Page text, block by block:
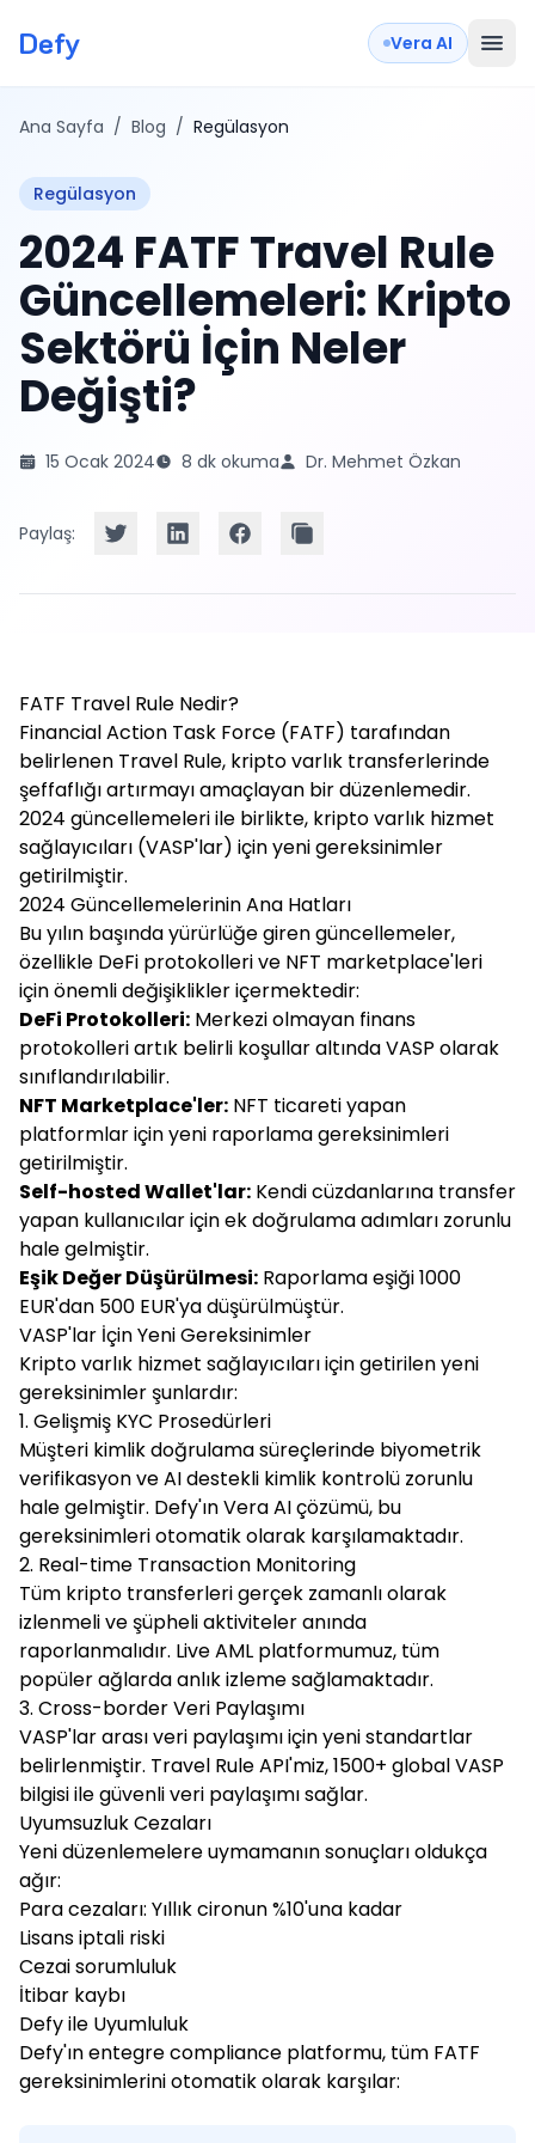
Defy Vera AI
Ana Sayfa / Blog / Regülasyon
Regülasyon
2024 FATF Travel Rule
Güncellemeleri: Kripto
Sektörü İçin Neler
Değişti?
15 Ocak 2024 8 dk okuma Dr. Mehmet Özkan
Paylaş:
FATF Travel Rule Nedir?
Financial Action Task Force (FATF) tarafından
belirlenen Travel Rule, kripto varlık transferlerinde
şeffaflığı artırmayı amaçlayan bir düzenlemedir.
2024 güncellemeleri ile birlikte, kripto varlık hizmet
sağlayıcıları (VASP'lar) için yeni gereksinimler
getirilmiştir.
2024 Güncellemelerinin Ana Hatları
Bu yılın başında yürürlüğe giren güncellemeler,
özellikle DeFi protokolleri ve NFT marketplace'leri
için önemli değişiklikler içermektedir:
DeFi Protokolleri: Merkezi olmayan finans
protokolleri artık belirli koşullar altında VASP olarak
sınıflandırılabilir.
NFT Marketplace'ler: NFT ticareti yapan
platformlar için yeni raporlama gereksinimleri
getirilmiştir.
Self-hosted Wallet'lar: Kendi cüzdanlarına transfer
yapan kullanıcılar için ek doğrulama adımları zorunlu
hale gelmiştir.
Eşik Değer Düşürülmesi: Raporlama eşiği 1000
EUR'dan 500 EUR'ya düşürülmüştür.
VASP'lar İçin Yeni Gereksinimler
Kripto varlık hizmet sağlayıcıları için getirilen yeni
gereksinimler şunlardır:
1. Gelişmiş KYC Prosedürleri
Müşteri kimlik doğrulama süreçlerinde biyometrik
verifikasyon ve AI destekli kimlik kontrolü zorunlu
hale gelmiştir. Defy'ın Vera AI çözümü, bu
gereksinimleri otomatik olarak karşılamaktadır.
2. Real-time Transaction Monitoring
Tüm kripto transferleri gerçek zamanlı olarak
izlenmeli ve şüpheli aktiviteler anında
raporlanmalıdır. Live AML platformumuz, tüm
popüler ağlarda anlık izleme sağlamaktadır.
3. Cross-border Veri Paylaşımı
VASP'lar arası veri paylaşımı için yeni standartlar
belirlenmiştir. Travel Rule API'miz, 1500+ global VASP
bilgisi ile güvenli veri paylaşımı sağlar.
Uyumsuzluk Cezaları
Yeni düzenlemelere uymamanın sonuçları oldukça
ağır:
Para cezaları: Yıllık cironun %10'una kadar
Lisans iptali riski
Cezai sorumluluk
İtibar kaybı
Defy ile Uyumluluk
Defy'ın entegre compliance platformu, tüm FATF
gereksinimlerini otomatik olarak karşılar: